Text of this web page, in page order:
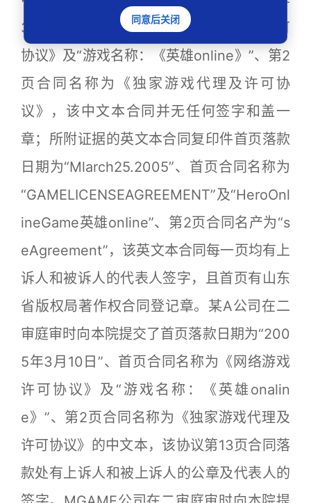
3月25日”、首页合同名称为《网络游戏许可
协议》及“游戏名称：《英雄online》”、第2
页合同名称为《独家游戏代理及许可协
议》，该中文本合同并无任何签字和盖一
章；所附证据的英文本合同复印件首页落款
日期为“Mlarch25.2005”、首页合同名称为
“GAMELICENSEAGREEMENT”及“HeroOnl
ineGame英雄onIine”、第2页合同名产为“s
eAgreement”，该英文本合同每一页均有上
诉人和被诉人的代表人签字，且首页有山东
省版权局著作权合同登记章。某A公司在二
审庭审时向本院提交了首页落款日期为“200
5年3月10日”、首页合同名称为《网络游戏
许可协议》及“游戏名称：《英雄onalin
e》”、第2页合同名称为《独家游戏代理及
许可协议》的中文本，该协议第13页合同落
款处有上诉人和被上诉人的公章及代表人的
同意后关闭